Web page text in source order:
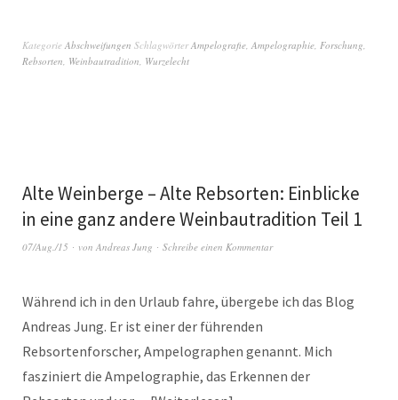
Kategorie Abschweifungen SchlagwörterAmpelografie Ampelographie Forschung
Rebsorten Weinbautradition Wurzelecht
Alte Weinberge – Alte Rebsorten: Einblicke
in eine ganz andere Weinbautradition Teil 1
07/Aug./15 von Andreas Jung Schreibe einen Kommentar
Während ich in den Urlaub fahre, übergebe ich das Blog
Andreas Jung. Er ist einer der führenden
Rebsortenforscher, Ampelographen genannt. Mich
fasziniert die Ampelographie, das Erkennen der